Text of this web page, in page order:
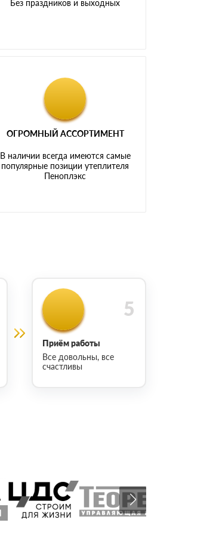
Без праздников и выходных
ОГРОМНЫЙ АССОРТИМЕНТ
В наличии всегда имеются самые
популярные позиции утеплителя
Пеноплэкс
Приём работы
Все довольны, все
счастливы